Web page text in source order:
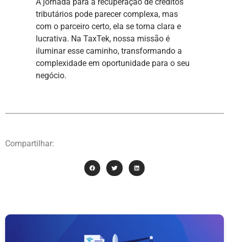
tributários pode parecer complexa, mas
com o parceiro certo, ela se torna clara e
lucrativa. Na TaxTek, nossa missão é
iluminar esse caminho, transformando a
complexidade em oportunidade para o seu
negócio.
Compartilhar: